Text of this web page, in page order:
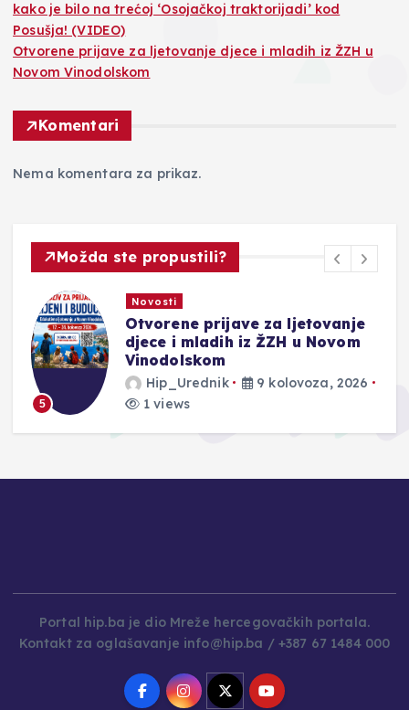
kako je bilo na trećoj ‘Osojačkoj traktorijadi’ kod
Posušja! (VIDEO)
Otvorene prijave za ljetovanje djece i mladih iz ŽZH u
Novom Vinodolskom
Komentari
Nema komentara za prikaz.
Možda ste propustili?
5
Novosti
Otvorene prijave za ljetovanje
djece i mladih iz ŽZH u Novom
Vinodolskom
Hip_Urednik
9 kolovoza, 2026
1 views
Portal hip.ba je dio Mreže hercegovačkih portala.
Kontakt za oglašavanje info@hip.ba / +387 67 1484 000